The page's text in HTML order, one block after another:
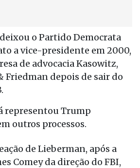
o Partido Democrata
a vice-presidente em 2000,
de advocacia Kasowitz,
Friedman depois de sair do
representou Trump
outros processos.
de Lieberman, após a
Comey da direção do FBI,